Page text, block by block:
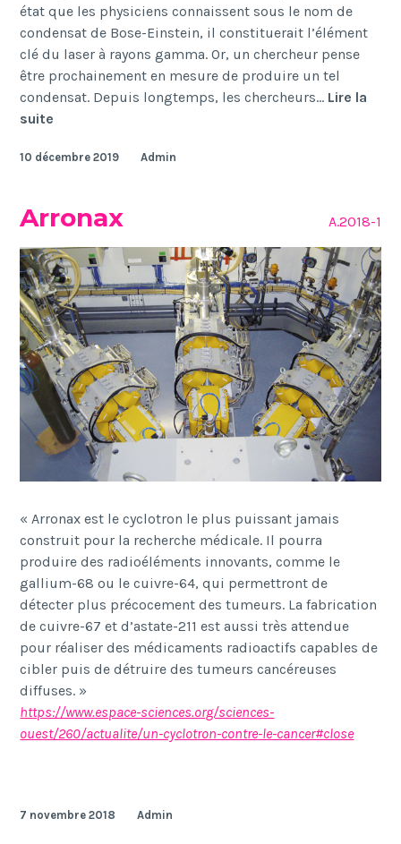
état que les physiciens connaissent sous le nom de
condensat de Bose-Einstein, il constituerait l’élément
clé du laser à rayons gamma. Or, un chercheur pense
être prochainement en mesure de produire un tel
condensat. Depuis longtemps, les chercheurs… Lire la
suite
10 décembre 2019 Admin
Arronax A.2018-1
«Arronax est le cyclotron le plus puissant jamais
construit pour la recherche médicale. Il pourra
produire des radioéléments innovants, comme le
gallium-68 ou le cuivre-64, qui permettront de
détecter plus précocement des tumeurs. La fabrication
de cuivre-67 et d’astate-211 est aussi très attendue
pour réaliser des médicaments radioactifs capables de
cibler puis de détruire des tumeurs cancéreuses
diffuses. »
https://www.espace-sciences.org/sciences-
ouest/260/actualite/un-cyclotron-contre-le-cancer#close
7 novembre 2018 Admin